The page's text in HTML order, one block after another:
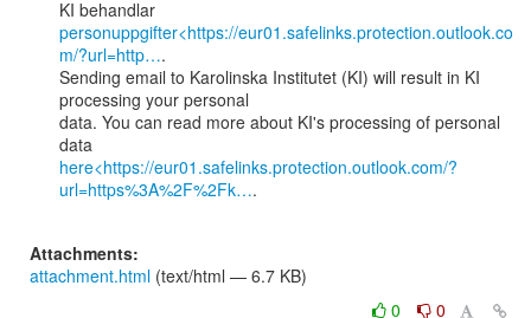
personuppgifter<https://eur01.safelinks.protection.outlook.co
m/?url=http….
Sending email to Karolinska Institutet (KI) will result in KI
processing your personal
data. You can read more about KI's processing of personal
here<https://eur01.safelinks.protection.outlook.com/?
url=https%3A%2F%2Fk….
Attachments:
attachment.html (text/html — 6.7 KB)
0
0